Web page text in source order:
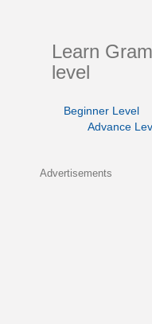
Learn
level
Beginner Level
Advance
Advertisements